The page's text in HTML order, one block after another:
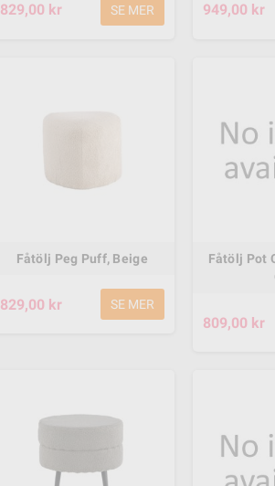
M-Spa Rimba Urban. 8-P
829,00 kr SE MER 949,00 kr
Fåtölj Peg Puff, Beige
829,00 kr SE MER
Fåtölj Pot
809,00 kr